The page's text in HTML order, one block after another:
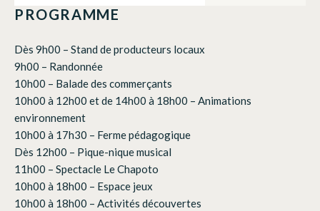
PROGRAMME
Dès 9h00 – Stand de producteurs locaux
9h00 – Randonnée
10h00 – Balade des commerçants
10h00 à 12h00 et de 14h00 à 18h00 – Animations
environnement
10h00 à 17h30 – Ferme pédagogique
Dès 12h00 – Pique-nique musical
11h00 – Spectacle Le Chapoto
10h00 à 18h00 – Espace jeux
10h00 à 18h00 – Activités découvertes